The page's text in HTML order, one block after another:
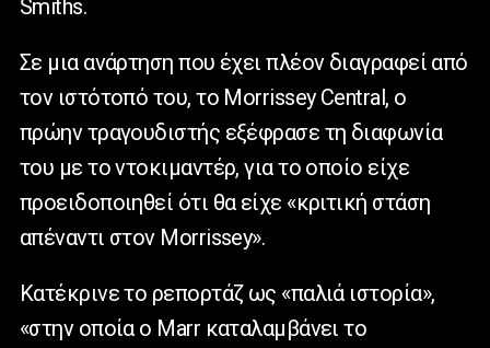
Smiths.
Σε μια ανάρτηση που έχει πλέον διαγραφεί από
τον ιστότοπό του, το Morrissey Central, ο
πρώην τραγουδιστής εξέφρασε τη διαφωνία
του με το ντοκιμαντέρ, για το οποίο είχε
προειδοποιηθεί ότι θα είχε «κριτική στάση
απέναντι στον Morrissey».
Κατέκρινε το ρεπορτάζ ως «παλιά ιστορία»,
«στην οποία ο Marr καταλαμβάνει το